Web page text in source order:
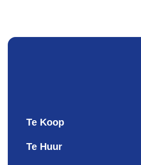
Te Koop
Te Huur